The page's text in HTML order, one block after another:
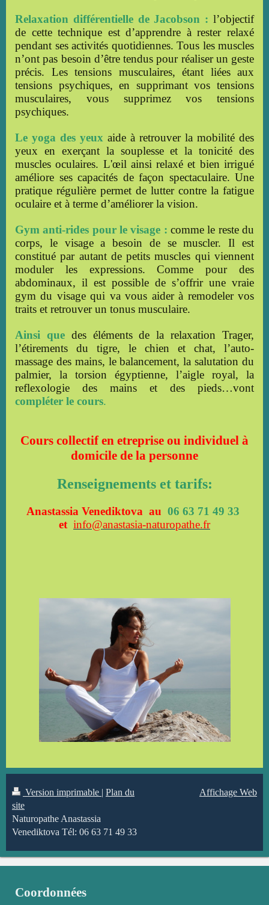
Relaxation différentielle de Jacobson : l’objectif
de cette technique est d’apprendre à rester relaxé
pendant ses activités quotidiennes. Tous les muscles
n’ont pas besoin d’être tendus pour réaliser un geste
précis. Les tensions musculaires, étant liées aux
tensions psychiques, en supprimant vos tensions
musculaires, vous supprimez vos tensions
psychiques.
Le yoga des yeux aide à retrouver la mobilité des
yeux en exerçant la souplesse et la tonicité des
muscles oculaires. L'œil ainsi relaxé et bien irrigué
améliore ses capacités de façon spectaculaire. Une
pratique régulière permet de lutter contre la fatigue
oculaire et à terme d’améliorer la vision.
Gym anti-rides pour le visage : comme le reste du
corps, le visage a besoin de se muscler. Il est
constitué par autant de petits muscles qui viennent
moduler les expressions. Comme pour des
abdominaux, il est possible de s’offrir une vraie
gym du visage qui va vous aider à remodeler vos
traits et retrouver un tonus musculaire.
Ainsi que des éléments de la relaxation Trager,
l’étirements du tigre, le chien et chat, l’auto-
massage des mains, le balancement, la salutation du
palmier, la torsion égyptienne, l’aigle royal, la
reflexologie des mains et des pieds…vont
compléter le cours.
Cours collectif en etreprise ou individuel à
domicile de la personne
Renseignements et tarifs:
Anastassia Venediktova au 06 63 71 49 33
et info@anastasia-naturopathe.fr
Version imprimable | Plan du
site
Naturopathe Anastassia
Venediktova Tél: 06 63 71 49 33
Affichage Web
Coordonnées